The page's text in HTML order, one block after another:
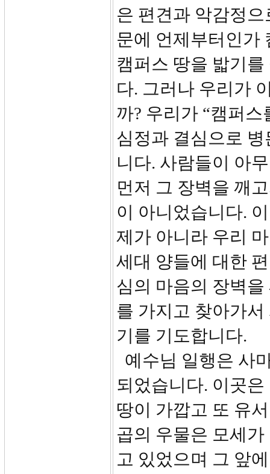
은 편견과 악감정
문에 언제부터인가
캠퍼스 땅을 밟기
다. 그러나 우리가
까? 우리가 “캠퍼
심정과 결심으로
니다. 사람들이 아
먼저 그 장벽을 깨
이 아니었습니다.
제가 아니라 우리
세대 양들에 대한
심의 마음의 장벽
를 가지고 찾아가
기를 기도합니다.
예수님 일행은 사
되었습니다. 이곳
땅이 가깝고 또 유
곱의 우물은 모세
고 있었으며 그 앞